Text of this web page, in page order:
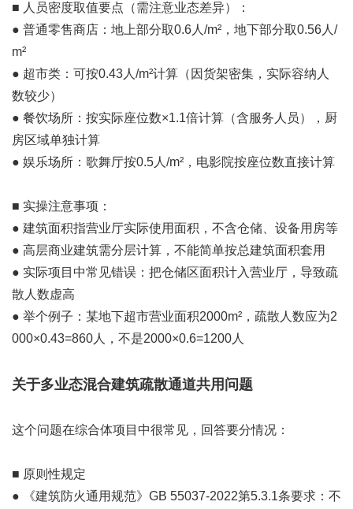
■ 人员密度取值要点（需注意业态差异）：
● 普通零售商店：地上部分取0.6人/m²，地下部分取0.56人/
m²
● 超市类：可按0.43人/m²计算（因货架密集，实际容纳人
数较少）
● 餐饮场所：按实际座位数×1.1倍计算（含服务人员），厨
房区域单独计算
● 娱乐场所：歌舞厅按0.5人/m²，电影院按座位数直接计算
■ 实操注意事项：
● 建筑面积指营业厅实际使用面积，不含仓储、设备用房等
● 高层商业建筑需分层计算，不能简单按总建筑面积套用
● 实际项目中常见错误：把仓储区面积计入营业厅，导致疏
散人数虚高
● 举个例子：某地下超市营业面积2000m²，疏散人数应为2
000×0.43=860人，不是2000×0.6=1200人
关于多业态混合建筑疏散通道共用问题
这个问题在综合体项目中很常见，回答要分情况：
■ 原则性规定
● 《建筑防火通用规范》GB 55037-2022第5.3.1条要求：不